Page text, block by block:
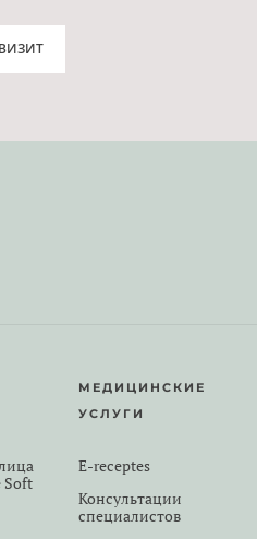
Soft
МЕДИЦИНСКИЕ
УСЛУГИ
E-receptes
Консультации
специалистов